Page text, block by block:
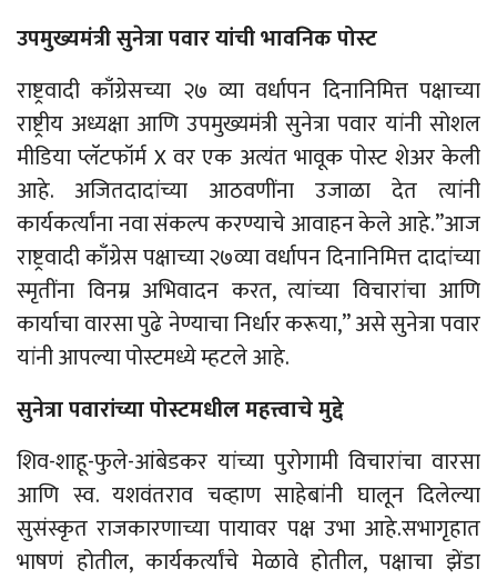
उपमुख्यमंत्री सुनेत्रा पवार यांची भावनिक पोस्ट
राष्ट्रवादी काँग्रेसच्या २७ व्या वर्धापन दिनानिमित्त पक्षाच्या
राष्ट्रीय अध्यक्षा आणि उपमुख्यमंत्री सुनेत्रा पवार यांनी सोशल
मीडिया प्लॅटफॉर्म X वर एक अत्यंत भावूक पोस्ट शेअर केली
आहे. अजितदादांच्या आठवणींना उजाळा देत त्यांनी
कार्यकर्त्यांना नवा संकल्प करण्याचे आवाहन केले आहे.”आज
राष्ट्रवादी काँग्रेस पक्षाच्या २७व्या वर्धापन दिनानिमित्त दादांच्या
स्मृतींना विनम्र अभिवादन करत, त्यांच्या विचारांचा आणि
कार्याचा वारसा पुढे नेण्याचा निर्धार करूया,” असे सुनेत्रा पवार
यांनी आपल्या पोस्टमध्ये म्हटले आहे.
सुनेत्रा पवारांच्या पोस्टमधील महत्त्वाचे मुद्दे
शिव-शाहू-फुले-आंबेडकर यांच्या पुरोगामी विचारांचा वारसा
आणि स्व. यशवंतराव चव्हाण साहेबांनी घालून दिलेल्या
सुसंस्कृत राजकारणाच्या पायावर पक्ष उभा आहे.सभागृहात
भाषणं होतील, कार्यकर्त्यांचे मेळावे होतील, पक्षाचा झेंडा